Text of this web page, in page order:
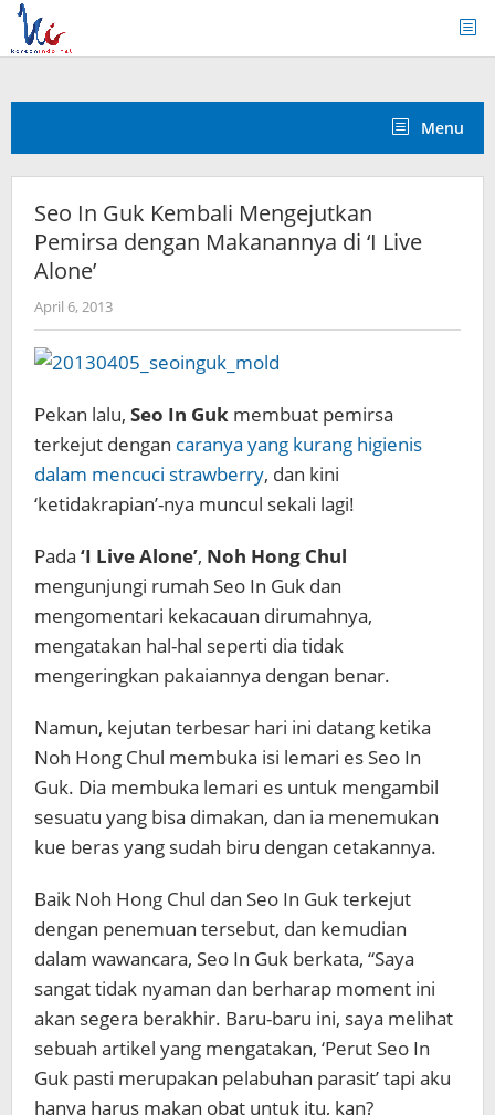
Skip
content
Menu
Seo In Guk Kembali Mengejutkan
Pemirsa dengan Makanannya di ‘I Live
Alone’
April 6, 2013by
Koreanindo
Pekan lalu, Seo In Guk membuat pemirsa
terkejut dengan caranya yang kurang higienis
dalam mencuci strawberry, dan kini
‘ketidakrapian’-nya muncul sekali lagi!
Pada ‘I Live Alone’, Noh Hong Chul
mengunjungi rumah Seo In Guk dan
mengomentari kekacauan dirumahnya,
mengatakan hal-hal seperti dia tidak
mengeringkan pakaiannya dengan benar.
Namun, kejutan terbesar hari ini datang ketika
Noh Hong Chul membuka isi lemari es Seo In
Guk. Dia membuka lemari es untuk mengambil
sesuatu yang bisa dimakan, dan ia menemukan
kue beras yang sudah biru dengan cetakannya.
Baik Noh Hong Chul dan Seo In Guk terkejut
dengan penemuan tersebut, dan kemudian
dalam wawancara, Seo In Guk berkata, “Saya
sangat tidak nyaman dan berharap moment ini
akan segera berakhir. Baru-baru ini, saya melihat
sebuah artikel yang mengatakan, ‘Perut Seo In
Guk pasti merupakan pelabuhan parasit’ tapi aku
hanya harus makan obat untuk itu, kan?